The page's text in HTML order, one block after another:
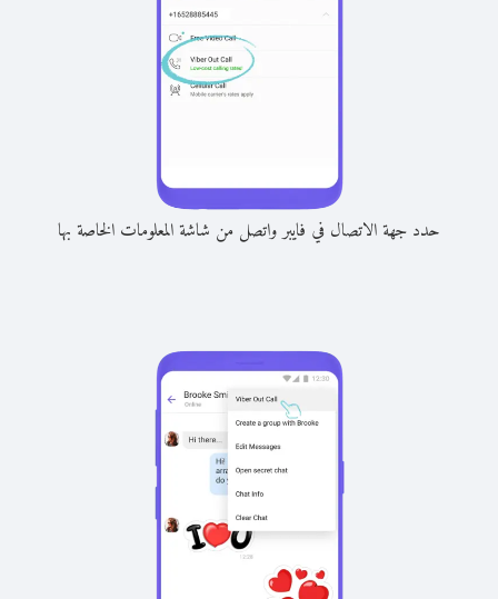
حدد جهة الاتصال في فايبر واتصل من شاشة المعلومات الخاصة بها